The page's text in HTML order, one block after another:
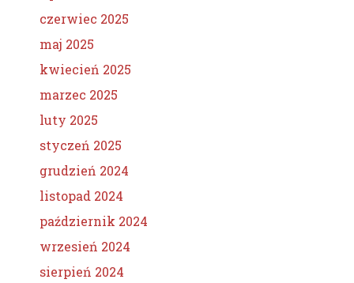
czerwiec 2025
maj 2025
kwiecień 2025
marzec 2025
luty 2025
styczeń 2025
grudzień 2024
listopad 2024
październik 2024
wrzesień 2024
sierpień 2024